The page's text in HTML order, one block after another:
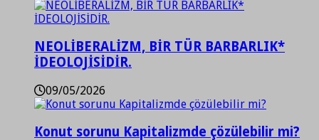
NEOLİBERALİZM, BİR TÜR BARBARLIK*
İDEOLOJİSİDİR.
09/05/2026
Konut sorunu Kapitalizmde çözülebilir mi?